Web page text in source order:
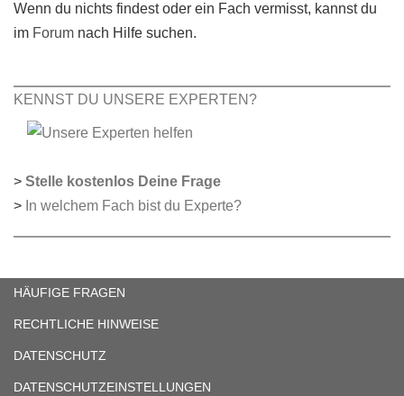
Wenn du nichts findest oder ein Fach vermisst, kannst du
im Forum nach Hilfe suchen.
KENNST DU UNSERE EXPERTEN?
> Stelle kostenlos Deine Frage
> In welchem Fach bist du Experte?
HÄUFIGE FRAGEN
RECHTLICHE HINWEISE
DATENSCHUTZ
DATENSCHUTZEINSTELLUNGEN